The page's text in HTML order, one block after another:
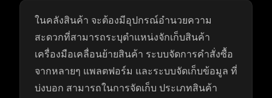
ในคลังสินค้า จะต้องมีอุปกรณ์อำนวยความ
สะดวกที่สามารถระบุตำแหน่งจักเก็บสินค้า
เครื่องมือเคลื่อนย้ายสินค้า ระบบจัดการคำสั่งซื้อ
จากหลายๆ แพลตฟอร์ม และระบบจัดเก็บข้อมูล ที่
บ่งบอก สามารถในการจัดเก็บ ประเภทสินค้า